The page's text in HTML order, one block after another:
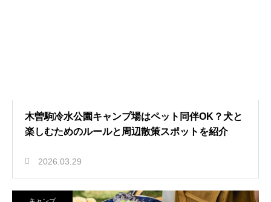
木曽駒冷水公園キャンプ場はペット同伴OK？犬と
楽しむためのルールと周辺散策スポットを紹介
2026.03.29